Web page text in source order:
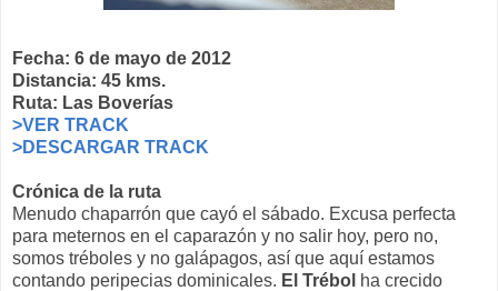
Fecha: 6 de mayo de 2012
Distancia: 45 kms.
Ruta: Las Boverías
>VER TRACK
>DESCARGAR TRACK
Crónica de la ruta
Menudo chaparrón que cayó el sábado. Excusa perfecta
para meternos en el caparazón y no salir hoy, pero no,
somos tréboles y no galápagos, así que aquí estamos
contando peripecias dominicales. El Trébol ha crecido